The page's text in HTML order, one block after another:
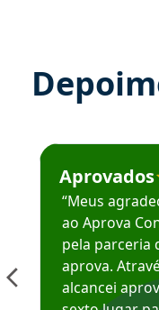
Estudante José
Aprovados
“Meus
ao Aprova
pela parceria
aprova.
alcancei